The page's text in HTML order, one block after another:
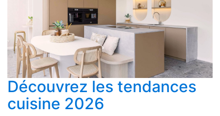
Découvrez les tendances
cuisine 2026